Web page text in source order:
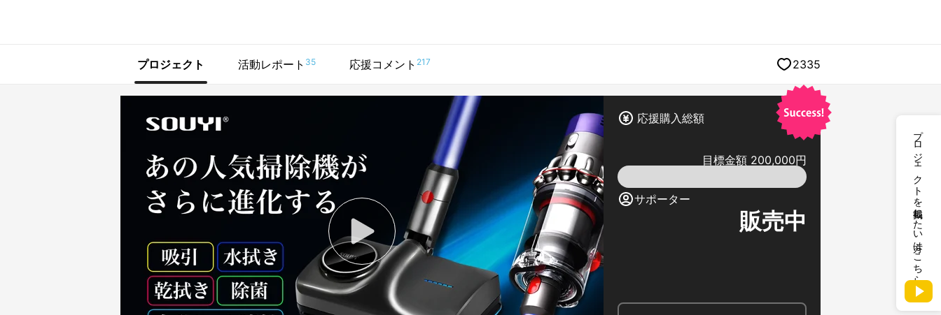
プロジェクトを掲載したい方はこちら
プロジェクト 活動レポート 35 応援コメント 217 2335
応援購入総額
目標金額 200,000円
サポーター
販売中